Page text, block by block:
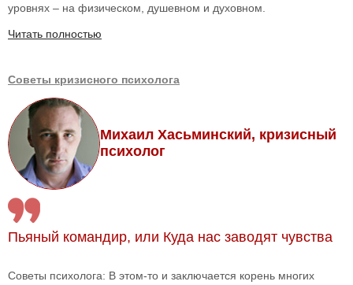
уровнях – на физическом, душевном и духовном.
Читать полностью
Советы кризисного психолога
Михаил Хасьминский, кризисный
психолог
Пьяный командир, или Куда нас заводят чувства
Советы психолога: В этом-то и заключается корень многих